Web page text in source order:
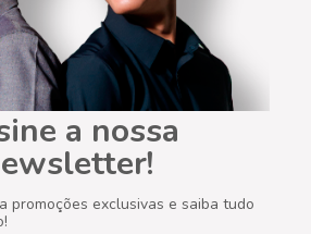
a nossa
promoções exclusivas e saiba tudo